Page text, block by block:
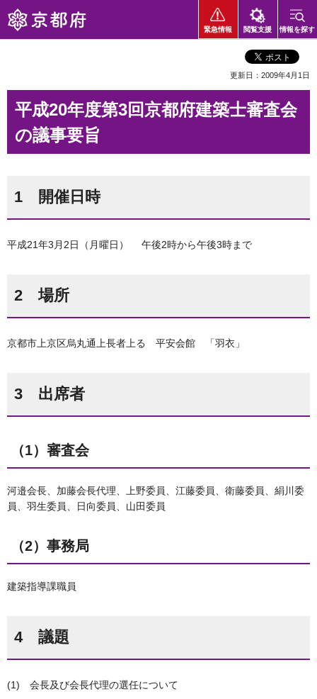
京都府
緊急情報 閲覧支援 情報を探す
更新日：2009年4月1日
平成20年度第3回京都府建築士審査会
の議事要旨
1 開催日時
平成21年3月2日（月曜日） 午後2時から午後3時まで
2 場所
京都市上京区烏丸通上長者上る 平安会館 「羽衣」
3 出席者
（1）審査会
河邉会長、加藤会長代理、上野委員、江藤委員、衛藤委員、絹川委
員、羽生委員、日向委員、山田委員
（2）事務局
建築指導課職員
4 議題
(1) 会長及び会長代理の選任について